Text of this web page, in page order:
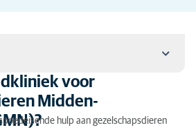
voor Gezelschapsdieren
(SGMN)?
voor
Midden-
hulp aan gezelschapsdieren